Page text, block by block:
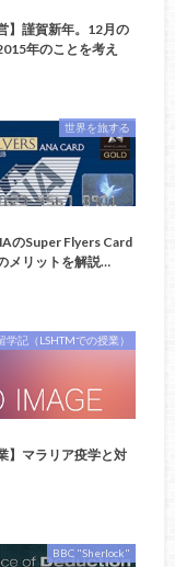
】謹賀新年。12月の
年のことを考え
世界を旅する
のSuper Flyers Card
メリットを解説…
学記（LSHTMでの授業）
】マラリア疫学と対
BBC "Sherlock"